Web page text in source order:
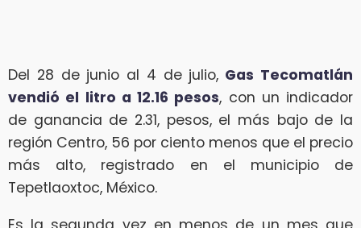
Del 28 de junio al 4 de julio, Gas Tecomatlán
vendió el litro a 12.16 pesos, con un indicador
de ganancia de 2.31, pesos, el más bajo de la
región Centro, 56 por ciento menos que el precio
más alto, registrado en el municipio de
Tepetlaoxtoc, México.